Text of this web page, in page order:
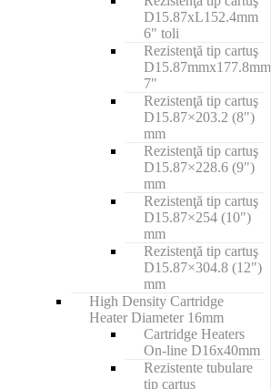
D15.87xL152.4mm
6" toli
Rezistenţă tip cartuş
D15.87mmx177.8mm
7"
Rezistenţă tip cartuş
D15.87×203.2 (8")
mm
Rezistenţă tip cartuş
D15.87×228.6 (9")
mm
Rezistenţă tip cartuş
D15.87×254 (10")
mm
Rezistenţă tip cartuş
D15.87×304.8 (12")
mm
High Density Cartridge
Heater Diameter 16mm
Cartridge Heaters
On-line D16x40mm
Rezistente tubulare
tip cartus